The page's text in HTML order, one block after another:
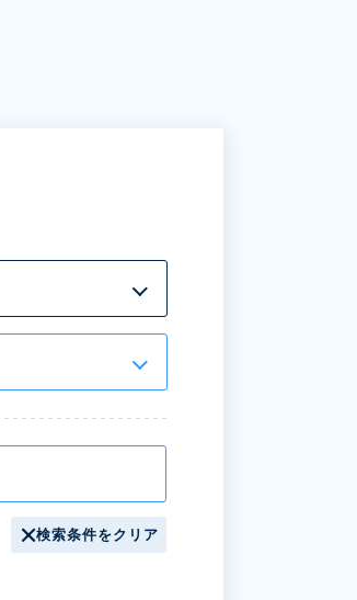
検索条件をクリア